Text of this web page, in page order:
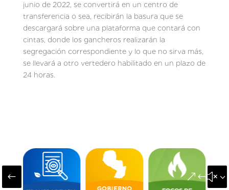
junio de 2022, se convertirá en un centro de
transferencia o sea, recibirán la basura que se
descargará sobre una plataforma que contará con
cintas, donde los gancheros realizarán la
segregación correspondiente y lo que no sirva más,
se llevará a otro vertedero habilitado en un plazo de
24 horas.
#